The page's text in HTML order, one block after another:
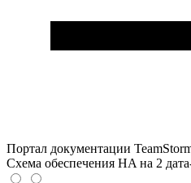
Портал документации
Схема обеспечения HA на 2